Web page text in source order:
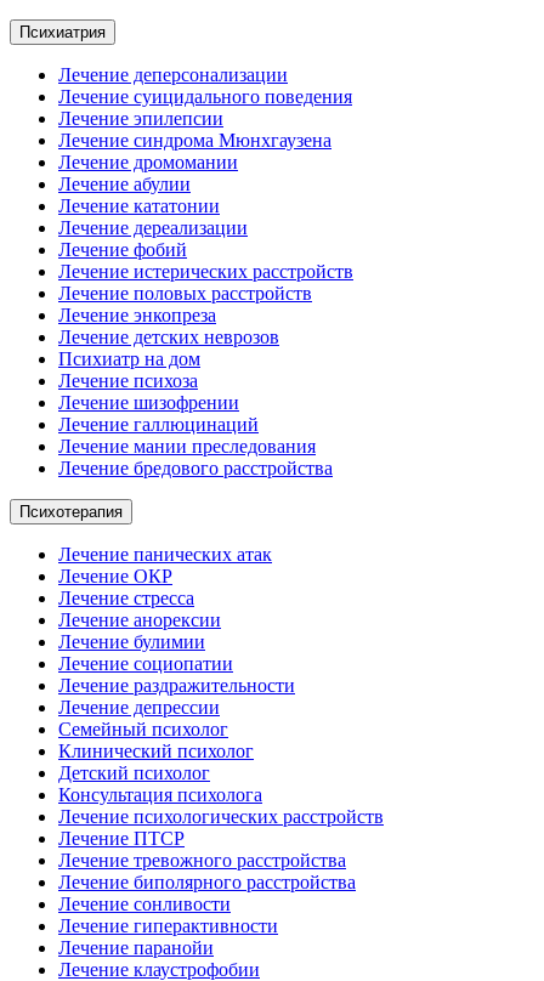
Психиатрия
Лечение деперсонализации
Лечение суицидального поведения
Лечение эпилепсии
Лечение синдрома Мюнхгаузена
Лечение дромомании
Лечение абулии
Лечение кататонии
Лечение дереализации
Лечение фобий
Лечение истерических расстройств
Лечение половых расстройств
Лечение энкопреза
Лечение детских неврозов
Психиатр на дом
Лечение психоза
Лечение шизофрении
Лечение галлюцинаций
Лечение мании преследования
Лечение бредового расстройства
Психотерапия
Лечение панических атак
Лечение ОКР
Лечение стресса
Лечение анорексии
Лечение булимии
Лечение социопатии
Лечение раздражительности
Лечение депрессии
Семейный психолог
Клинический психолог
Детский психолог
Консультация психолога
Лечение психологических расстройств
Лечение ПТСР
Лечение тревожного расстройства
Лечение биполярного расстройства
Лечение сонливости
Лечение гиперактивности
Лечение паранойи
Лечение клаустрофобии